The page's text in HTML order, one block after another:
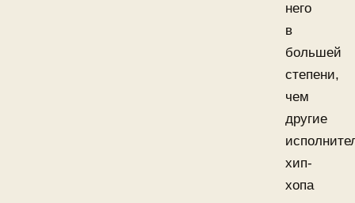
него
в
большей
степени,
чем
другие
хип-
хопа